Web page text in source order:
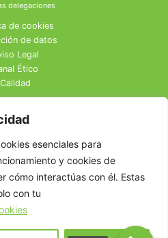
esenciales para
y cookies de
cómo interactúas con él. Estas
con tu
delegaciones
de cookies
de datos
Legal
Ético
Calidad